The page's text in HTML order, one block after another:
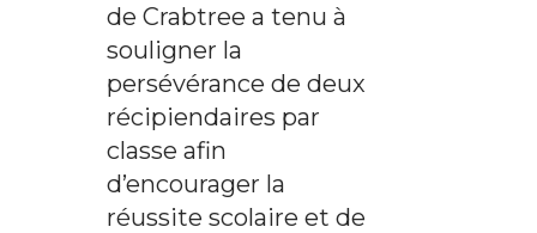
de Crabtree a tenu à
souligner la
persévérance de deux
récipiendaires par
classe afin
d’encourager la
réussite scolaire et de